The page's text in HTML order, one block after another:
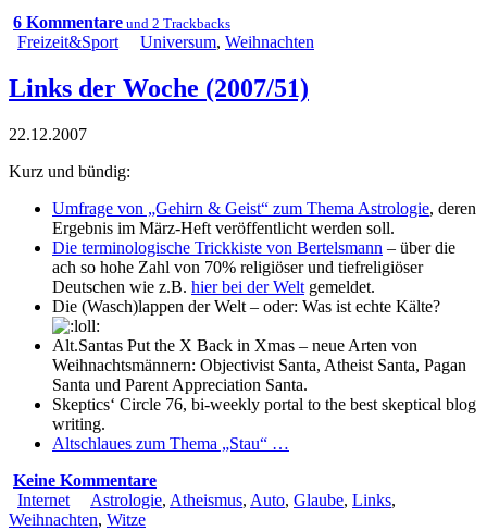
6 Kommentare und 2 Trackbacks
Freizeit&Sport Universum, Weihnachten
Links der Woche (2007/51)
22.12.2007
Kurz und bündig:
Umfrage von „Gehirn & Geist“ zum Thema Astrologie, deren
Ergebnis im März-Heft veröffentlicht werden soll.
Die terminologische Trickkiste von Bertelsmann – über die
ach so hohe Zahl von 70% religiöser und tiefreligiöser
Deutschen wie z.B. hier bei der Welt gemeldet.
Die (Wasch)lappen der Welt – oder: Was ist echte Kälte?
Alt.Santas Put the X Back in Xmas – neue Arten von
Weihnachtsmännern: Objectivist Santa, Atheist Santa, Pagan
Santa und Parent Appreciation Santa.
Skeptics‘ Circle 76, bi-weekly portal to the best skeptical blog
writing.
Altschlaues zum Thema „Stau“ …
Keine Kommentare
Internet
Astrologie, Atheismus, Auto, Glaube, Links,
Weihnachten, Witze